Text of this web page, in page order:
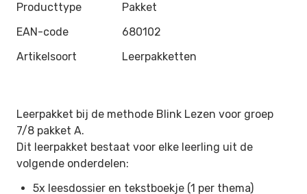
Producttype
Pakket
EAN-code
680102
Artikelsoort
Leerpakketten
Leerpakket bij de methode Blink Lezen voor groep
7/8 pakket A.
Dit leerpakket bestaat voor elke leerling uit de
volgende onderdelen:
5x leesdossier en tekstboekje (1 per thema)